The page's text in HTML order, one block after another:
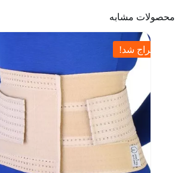
محصولات مشابه
حراج شد!